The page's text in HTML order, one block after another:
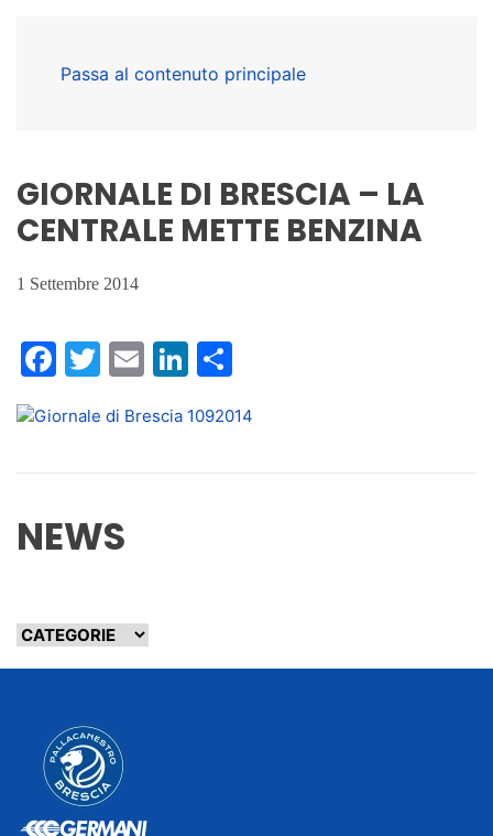
Passa al contenuto principale
GIORNALE DI BRESCIA – LA
CENTRALE METTE BENZINA
1 Settembre 2014
Facebook
Twitter
EmailLinkedIn
NEWS